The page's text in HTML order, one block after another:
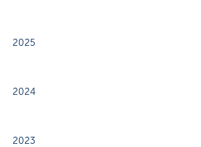
2025
2024
2023